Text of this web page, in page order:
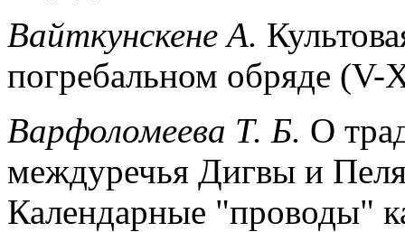
Вайткунскене А.
погребальном обряде (V-
Варфоломеева Т. Б. О
междуречья Дигвы и
Календарные "проводы"